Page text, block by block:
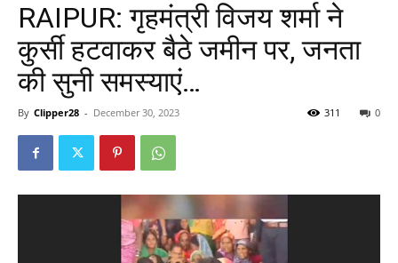
RAIPUR: गृहमंत्री विजय शर्मा ने
कुर्सी हटवाकर बैठे जमीन पर, जनता
की सुनी समस्याएं…
By Clipper28 - December 30, 2023 0
311